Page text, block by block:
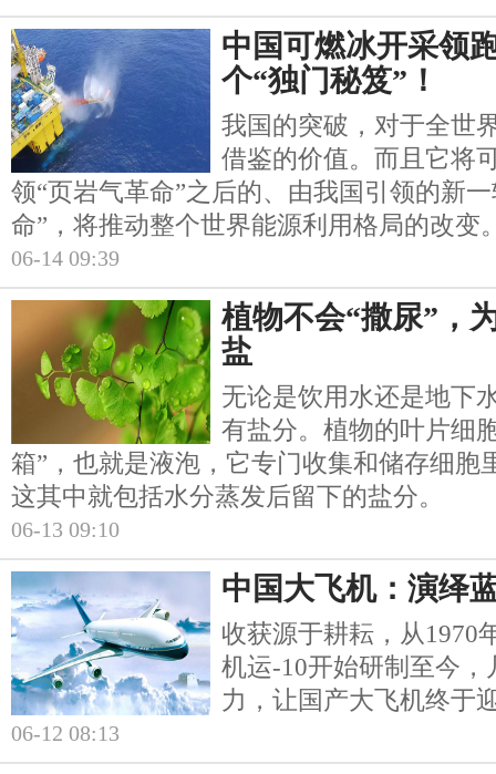
中国可燃冰开采领
个“独门秘笈”！
我国的突破，对于全世
借鉴的价值。而且它将
领“页岩气革命”之后的、由我国引领的新
命”，将推动整个世界能源利用格局的改变
06-14 09:39
植物不会“撒尿”，
盐
无论是饮用水还是地下
有盐分。植物的叶片细
箱”，也就是液泡，它专门收集和储存细胞
这其中就包括水分蒸发后留下的盐分。
06-13 09:10
中国大飞机：演绎
收获源于耕耘，从1970
机运-10开始研制至今
力，让国产大飞机终于
06-12 08:13